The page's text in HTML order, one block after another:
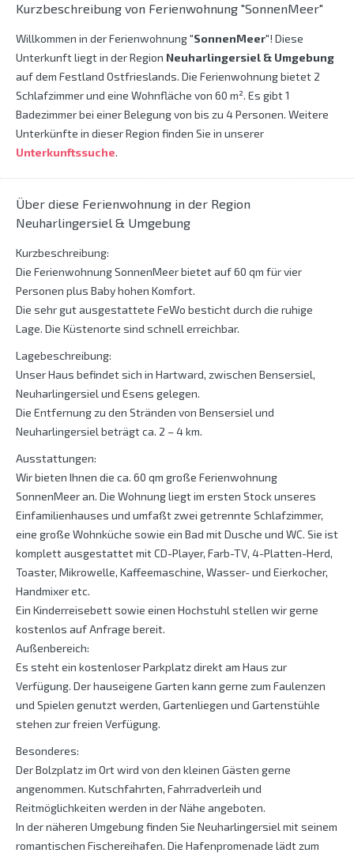
Kurzbeschreibung von Ferienwohnung "SonnenMeer"
Willkommen in der Ferienwohnung"SonnenMeer"! Diese
Unterkunft liegt in der Region Neuharlingersiel & Umgebung
auf dem Festland Ostfrieslands. Die Ferienwohnung bietet 2
Schlafzimmer und eine Wohnfläche von 60 m². Es gibt 1
Badezimmer bei einer Belegung von bis zu 4 Personen. Weitere
Unterkünfte in dieser Region finden Sie in unserer
Unterkunftssuche.
Über diese Ferienwohnung in der Region
Neuharlingersiel & Umgebung
Kurzbeschreibung:
Die Ferienwohnung SonnenMeer bietet auf 60 qm für vier
Personen plus Baby hohen Komfort.
Die sehr gut ausgestattete FeWo besticht durch die ruhige
Lage. Die Küstenorte sind schnell erreichbar.
Lagebeschreibung:
Unser Haus befindet sich in Hartward, zwischen Bensersiel,
Neuharlingersiel und Esens gelegen.
Die Entfernung zu den Stränden von Bensersiel und
Neuharlingersiel beträgt ca. 2 – 4 km.
Ausstattungen:
Wir bieten Ihnen die ca. 60 qm große Ferienwohnung
SonnenMeer an. Die Wohnung liegt im ersten Stock unseres
Einfamilienhauses und umfaßt zwei getrennte Schlafzimmer,
eine große Wohnküche sowie ein Bad mit Dusche und WC. Sie ist
komplett ausgestattet mit CD-Player, Farb-TV, 4-Platten-Herd,
Toaster, Mikrowelle, Kaffeemaschine, Wasser- und Eierkocher,
Handmixer etc.
Ein Kinderreisebett sowie einen Hochstuhl stellen wir gerne
kostenlos auf Anfrage bereit.
Außenbereich:
Es steht ein kostenloser Parkplatz direkt am Haus zur
Verfügung. Der hauseigene Garten kann gerne zum Faulenzen
und Spielen genutzt werden, Gartenliegen und Gartenstühle
stehen zur freien Verfügung.
Besonderes:
Der Bolzplatz im Ort wird von den kleinen Gästen gerne
angenommen. Kutschfahrten, Fahrradverleih und
Reitmöglichkeiten werden in der Nähe angeboten.
In der näheren Umgebung finden Sie Neuharlingersiel mit seinem
romantischen Fischereihafen. Die Hafenpromenade lädt zum